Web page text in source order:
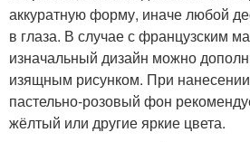
аккуратную форму, иначе любой
в глаза. В случае с французским
изначальный дизайн можно
изящным рисунком. При
пастельно-розовый фон
жёлтый или другие яркие цвета.